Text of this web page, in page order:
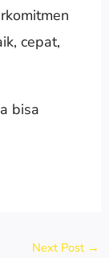
cepat,
bisa
Next Post →